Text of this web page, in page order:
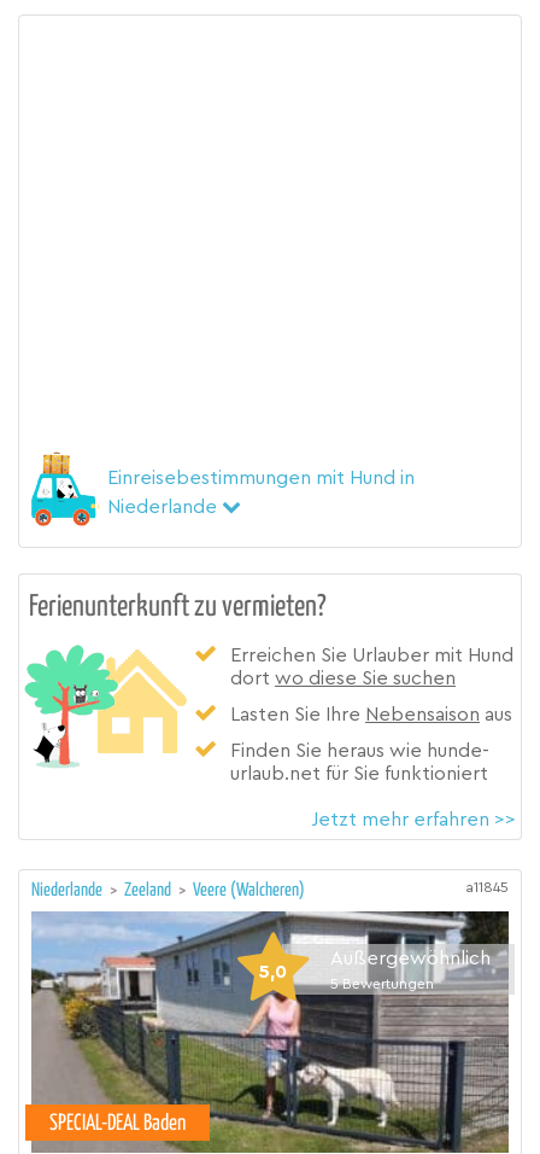
Einreisebestimmungen mit Hund in
Niederlande
Ferienunterkunft zu vermieten?
Erreichen Sie Urlauber mit Hund
dort wo diese Sie suchen
Lasten Sie Ihre Nebensaison aus
Finden Sie heraus wie hunde-
urlaub.net für Sie funktioniert
Jetzt mehr erfahren >>
Niederlande > Zeeland > Veere (Walcheren) a11845
5,0
Außergewöhnlich
5 Bewertungen
SPECIAL-DEAL Baden